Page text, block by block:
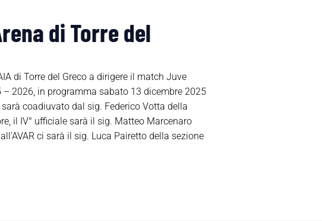
di Torre del
di Torre del Greco a dirigere il match Juve
2026, in programma sabato 13 dicembre 2025
coadiuvato dal sig. Federico Votta della
il IV° ufficiale sarà il sig. Matteo Marcenaro
ci sarà il sig. Luca Pairetto della sezione